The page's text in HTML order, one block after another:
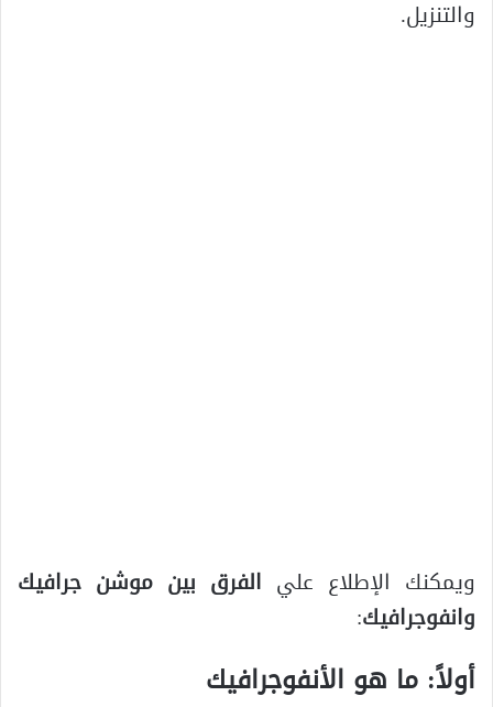
والتنزيل.
ويمكنك الإطلاع علي الفرق بين موشن جرافيك
وانفوجرافيك:
أولاً: ما هو الأنفوجرافيك